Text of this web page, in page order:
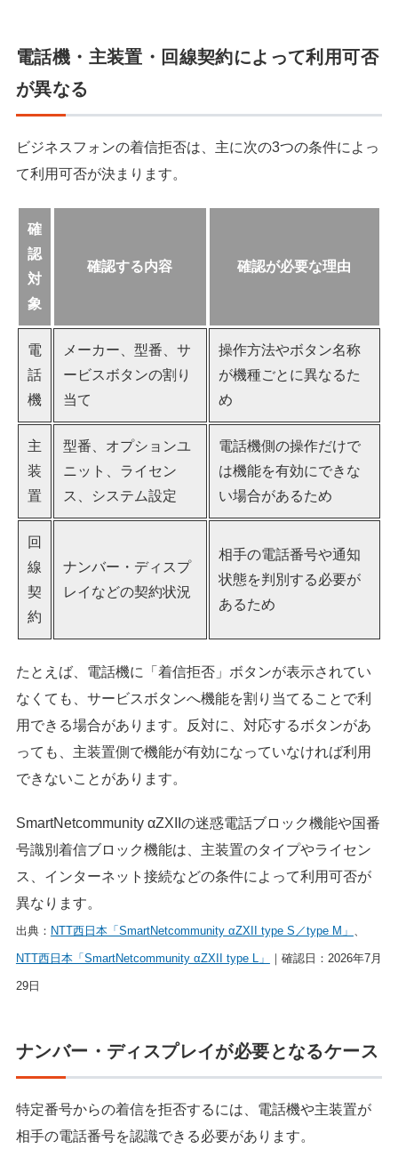
電話機・主装置・回線契約によって利用可否
が異なる
ビジネスフォンの着信拒否は、主に次の3つの条件によっ
て利用可否が決まります。
確
認
対
象
確認する内容 確認が必要な理由
電
話
機
メーカー、型番、サ
ービスボタンの割り
当て
操作方法やボタン名称
が機種ごとに異なるた
め
主
装
置
型番、オプションユ
ニット、ライセン
ス、システム設定
電話機側の操作だけで
は機能を有効にできな
い場合があるため
回
線
契
約
ナンバー・ディスプ
レイなどの契約状況
相手の電話番号や通知
状態を判別する必要が
あるため
たとえば、電話機に「着信拒否」ボタンが表示されてい
なくても、サービスボタンへ機能を割り当てることで利
用できる場合があります。反対に、対応するボタンがあ
っても、主装置側で機能が有効になっていなければ利用
できないことがあります。
SmartNetcommunity αZXIIの迷惑電話ブロック機能や国番
号識別着信ブロック機能は、主装置のタイプやライセン
ス、インターネット接続などの条件によって利用可否が
異なります。
出典： NTT西日本「SmartNetcommunity αZXII type S／type M」
NTT西日本「SmartNetcommunity αZXII type L」 ｜確認日：2026年7月
29日
ナンバー・ディスプレイが必要となるケース
特定番号からの着信を拒否するには、電話機や主装置が
相手の電話番号を認識できる必要があります。